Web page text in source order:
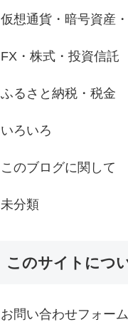
仮想通貨・暗号資産
FX・株式・投資信託
ふるさと納税・税金
いろいろ
このブログに関して
未分類
このサイトにつ
お問い合わせフォーム